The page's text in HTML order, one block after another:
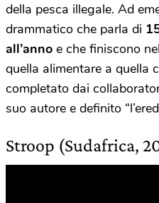
della pesca illegale. Ad
drammatico che parla di
all’anno e che finiscono
quella alimentare a quella
completato dai
suo autore e definito
Stroop (Sudafrica,